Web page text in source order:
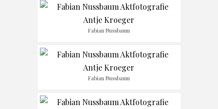
Fabian Nussbaum
Fabian Nussbaum